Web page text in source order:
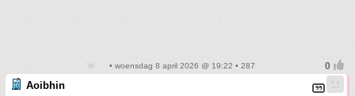
• woensdag 8 april 2026 @ 19:22 • 287
Aoibhin